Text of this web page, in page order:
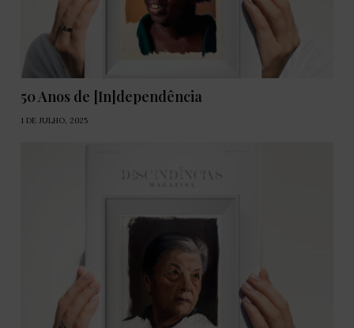
50 Anos de [In]dependência
1 DE JULHO, 2025